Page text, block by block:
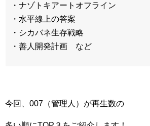
・ナゾトキアートオフライン
・水平線上の答案
・シカバネ生存戦略
・善人開発計画 など
今回、007（管理人）が再生数の